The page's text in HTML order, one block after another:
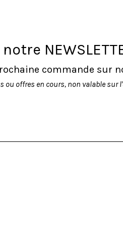
commande sur
ou offres en cours, non valable sur